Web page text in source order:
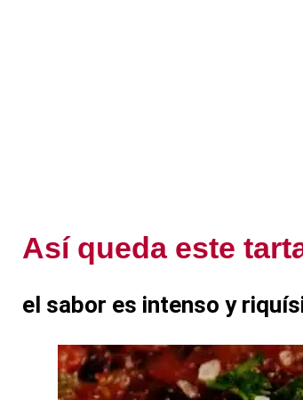
Así queda este
el sabor es intenso y